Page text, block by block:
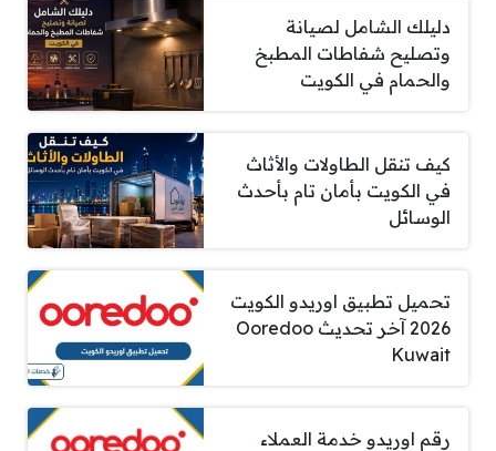
دليلك الشامل لصيانة
وتصليح شفاطات المطبخ
والحمام في الكويت
كيف تنقل الطاولات والأثاث
في الكويت بأمان تام بأحدث
الوسائل
تحميل تطبيق اوريدو الكويت
2026 آخر تحديث Ooredoo
Kuwait
رقم اوريدو خدمة العملاء